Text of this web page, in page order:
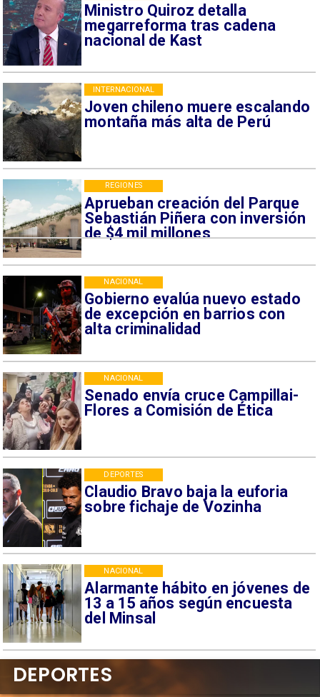
Ministro Quiroz detalla
megarreforma tras cadena
nacional de Kast
Joven chileno muere escalando
montaña más alta de Perú
INTERNACIONAL
Aprueban creación del Parque
Sebastián Piñera con inversión
de $4 mil millones
REGIONES
Gobierno evalúa nuevo estado
de excepción en barrios con
alta criminalidad
NACIONAL
Senado envía cruce Campillai-
Flores a Comisión de Ética
NACIONAL
Claudio Bravo baja la euforia
sobre fichaje de Vozinha
DEPORTES
Alarmante hábito en jóvenes de
13 a 15 años según encuesta
del Minsal
NACIONAL
DEPORTES